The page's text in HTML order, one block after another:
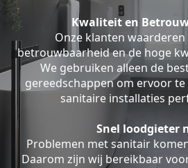
Kwaliteit en
Onze klanten
betrouwbaarheid en de hoge
We gebruiken alleen de
gereedschappen om ervoor
sanitaire installaties
Snel loodgieter
Problemen met sanitair
Daarom zijn wij bereikbaar